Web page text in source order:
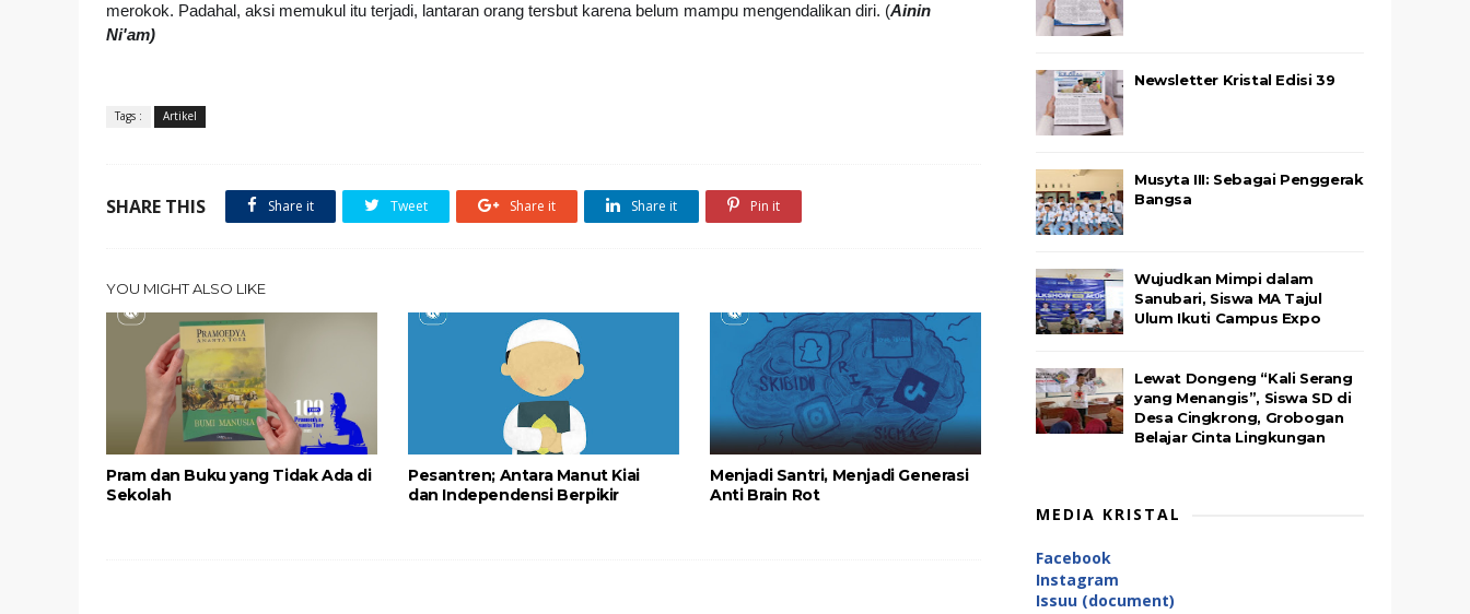
merokok. Padahal, aksi memukul itu terjadi, lantaran orang tersbut karena belum mampu mengendalikan diri. (Ainin
Ni'am)
Tags : Artikel
SHARE THIS Share it Tweet Share it Share it Pin it
YOU MIGHT ALSO LIKE
Pram dan Buku yang Tidak Ada di
Sekolah
Pesantren; Antara Manut Kiai
dan Independensi Berpikir
Menjadi Santri, Menjadi Generasi
Anti Brain Rot
Newsletter Kristal Edisi 39
Musyta III: Sebagai Penggerak
Bangsa
Wujudkan Mimpi dalam
Sanubari, Siswa MA Tajul
Ulum Ikuti Campus Expo
Lewat Dongeng “Kali Serang
yang Menangis”, Siswa SD di
Desa Cingkrong, Grobogan
Belajar Cinta Lingkungan
MEDIA KRISTAL
Facebook
Instagram
Issuu (document)